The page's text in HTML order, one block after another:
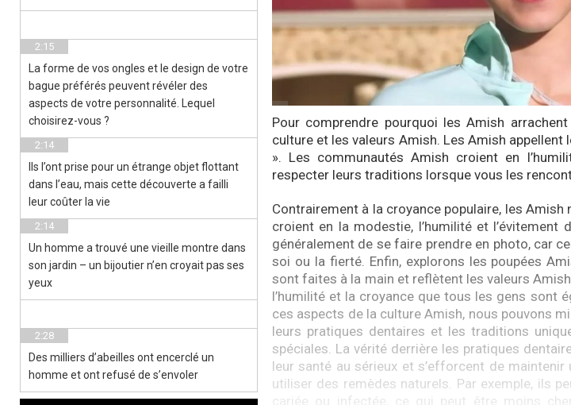
Pour comprendre pourquoi les Amish
culture et les valeurs Amish. Les Amish appellent
». Les communautés Amish croient en
respecter leurs traditions lorsque vous les
Contrairement à la croyance populaire, les
croient en la modestie, l’humilité et l’évitement
généralement de se faire prendre en photo, car
soi ou la fierté. Enfin, explorons les poupées
sont faites à la main et reflètent les valeurs
l’humilité et la croyance que tous les gens sont
ces aspects de la culture Amish, nous pouvons
leurs pratiques dentaires et les traditions
spéciales. La vérité derrière les pratiques
leur santé au sérieux et s’efforcent de
utiliser des remèdes naturels. Par exemple, ils
cariée ou infectée, ce qui peut être moins
2:15
La forme de vos ongles et le design de votre
bague préférés peuvent révéler des
aspects de votre personnalité. Lequel
choisirez-vous ?
2:14
Ils l’ont prise pour un étrange objet flottant
dans l’eau, mais cette découverte a failli
leur coûter la vie
2:14
Un homme a trouvé une vieille montre dans
son jardin – un bijoutier n’en croyait pas ses
yeux
2:28
Des milliers d’abeilles ont encerclé un
homme et ont refusé de s’envoler